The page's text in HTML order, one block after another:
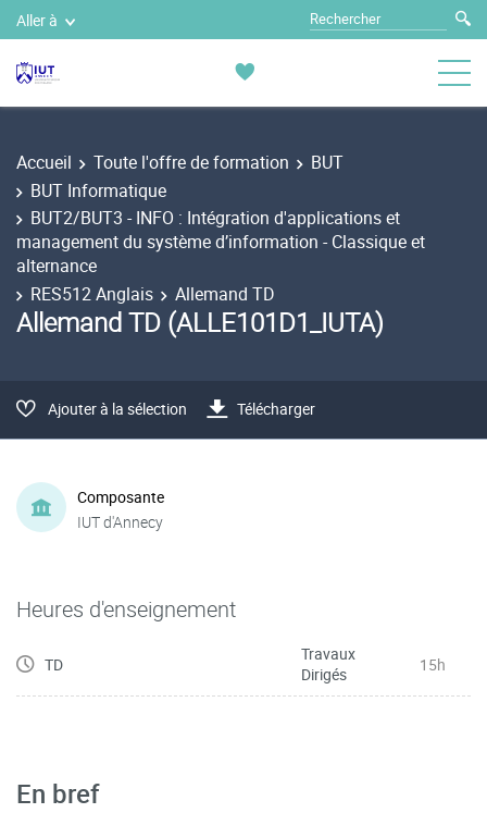
Aller à
Accueil Toute l'offre de formation
BUT
BUT Informatique
BUT2/BUT3 - INFO : Intégration d'applications et
management du système d’information - Classique et
alternance
RES512 Anglais
Allemand TD
Allemand TD (ALLE101D1_IUTA)
Ajouter à la sélection Télécharger
Composante
IUT d'Annecy
Heures d'enseignement
TD
Travaux
Dirigés
15h
En bref